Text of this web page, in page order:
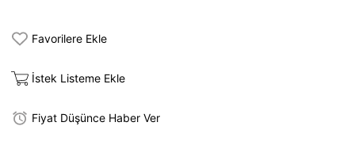
Favorilere Ekle
İstek Listeme Ekle
Fiyat Düşünce Haber Ver